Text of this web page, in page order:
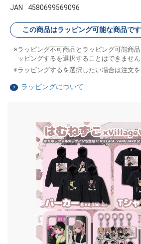
JAN 4580699569096
この商品はラッピング可能な商品です
ラッピング不可商品とラッピング可能商
ッピングするを選択することはできません
ラッピングするを選択したい場合は注文
？ ラッピングについて